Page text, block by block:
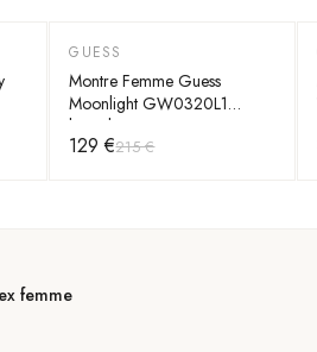
-40%
GUESS
Montre Femme Guess
Moonlight GW0320L1
bracelet argent en acier
boitier orné de strass
129 €215 €
femme